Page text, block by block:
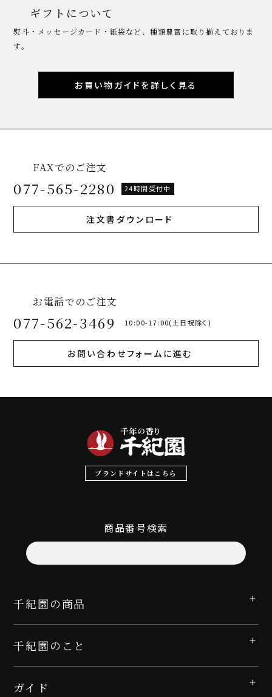
ギフトについて
熨斗・メッセージカード・紙袋など、種類豊富に取り揃えておりま
す。
お買い物ガイドを詳しく見る
FAXでのご注文
077-565-2280 24時間受付中
注文書ダウンロード
お電話でのご注文
077-562-3469 10:00-17:00(土日祝除く)
お問い合わせフォームに進む
ブランドサイトはこちら
商品番号検索
千紀園の商品
千紀園のこと
ガイド